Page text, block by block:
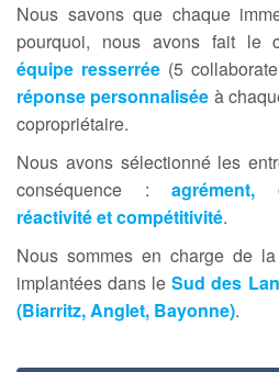
Nous savons que chaque
pourquoi, nous avons fait le
équipe resserrée(5
réponse personnalisée à
copropriétaire.
Nous avons sélectionné les
conséquence : agrément,
réactivité et compétitivité.
Nous sommes en charge de
implantées dans leSud des
(Biarritz, Anglet, Bayonne).